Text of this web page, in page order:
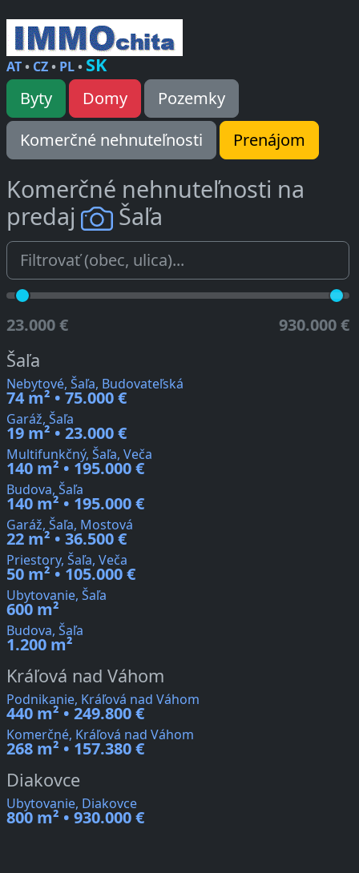
AT• CZ• PL• SK
Byty Domy
Pozemky
Komerčné nehnuteľnosti
Prenájom
Komerčné nehnuteľnosti na
predaj
Šaľa
23.000 € 930.000 €
Šaľa
Nebytové, Šaľa, Budovateľská
74 m² • 75.000 €
Garáž, Šaľa
19 m² • 23.000 €
Multifunkčný, Šaľa, Veča
140 m² • 195.000 €
Budova, Šaľa
140 m² • 195.000 €
Garáž, Šaľa, Mostová
22 m² • 36.500 €
Priestory, Šaľa, Veča
50 m² • 105.000 €
Ubytovanie, Šaľa
600 m²
Budova, Šaľa
1.200 m²
Kráľová nad Váhom
Podnikanie, Kráľová nad Váhom
440 m² • 249.800 €
Komerčné, Kráľová nad Váhom
268 m² • 157.380 €
Diakovce
Ubytovanie, Diakovce
800 m² • 930.000 €